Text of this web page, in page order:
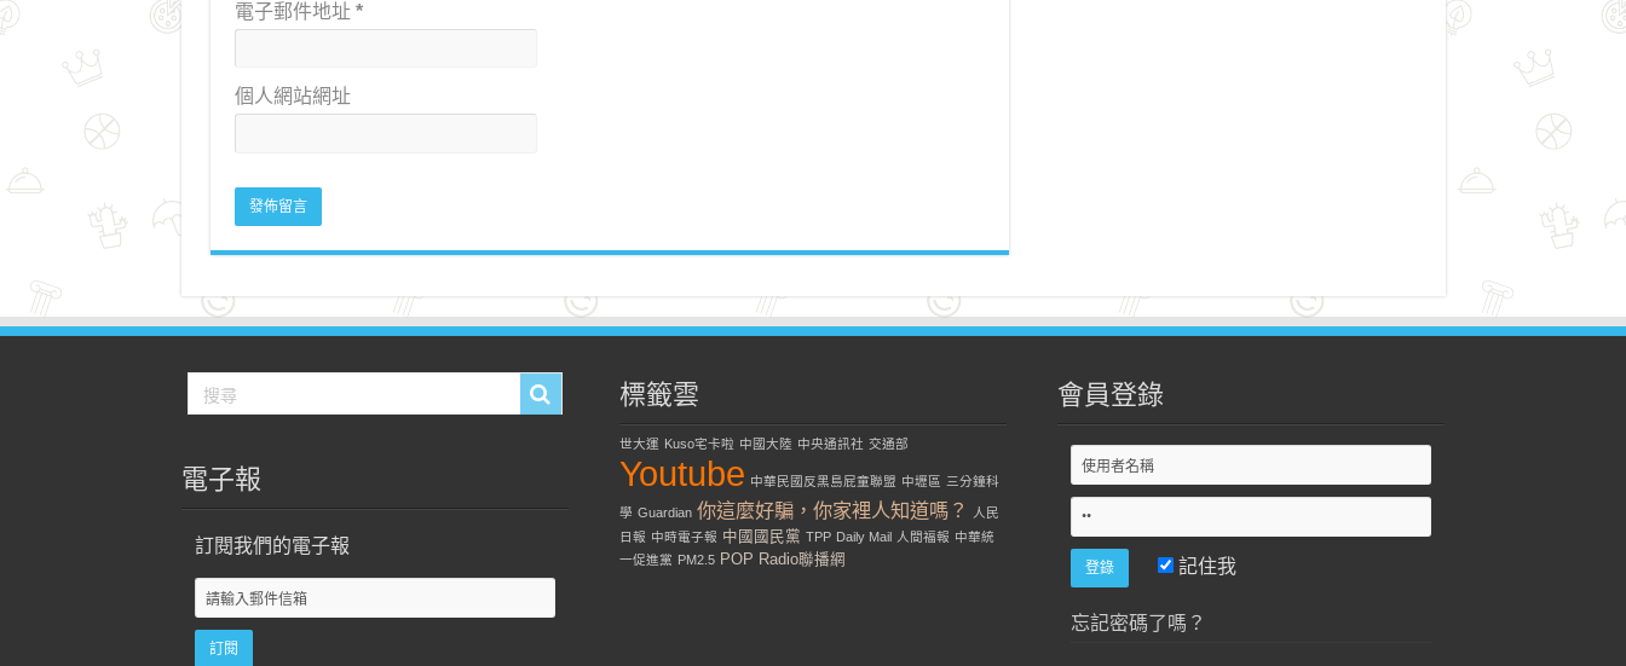
電子郵件地址 *
個人網站網址
電子報
訂閱我們的電子報
標籤雲
世大運 Kuso宅卡啦 中國大陸 中央通訊社 交通部
Youtube 中華民國反黑島屁童聯盟 中壢區 三分鐘科
學 Guardian 你這麼好騙，你家裡人知道嗎？
人民
日報 中時電子報 中國國民黨 TPP Daily Mail 人間福報 中華統
一促進黨 PM2.5 POP Radio聯播網
會員登錄
記住我
忘記密碼了嗎？